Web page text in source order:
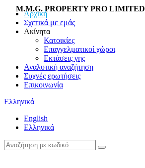
M.M.G. PROPERTY PRO LIMITED
Αρχική
Σχετικά με εμάς
Ακίνητα
Κατοικίες
Επαγγελματικοί χώροι
Εκτάσεις γης
Αναλυτική αναζήτηση
Συχνές ερωτήσεις
Επικοινωνία
Ελληνικά
English
Ελληνικά